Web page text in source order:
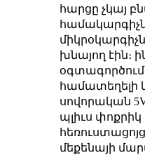
հարցը չկայ
խնայող էին։
օգտագործում
համատեղելի
սովորական
պլիւս
մեքենայի